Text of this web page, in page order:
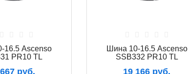
16.5 Ascenso
PR10 TL
руб.
Шина 10-16.5 Ascenso
SSB332 PR10 TL
19 166 руб.